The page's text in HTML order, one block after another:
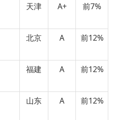
天津 A+ 前7%
北京 A 前12%
福建 A 前12%
山东 A 前12%